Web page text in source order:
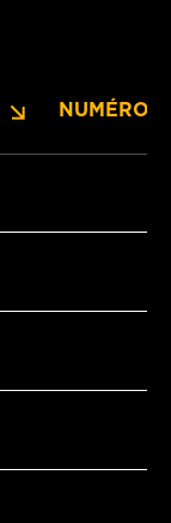
NUMÉROS